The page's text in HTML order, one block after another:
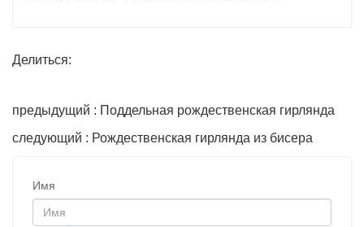
Делиться:
предыдущий : Поддельная рождественская гирлянда
следующий : Рождественская гирлянда из бисера
Имя